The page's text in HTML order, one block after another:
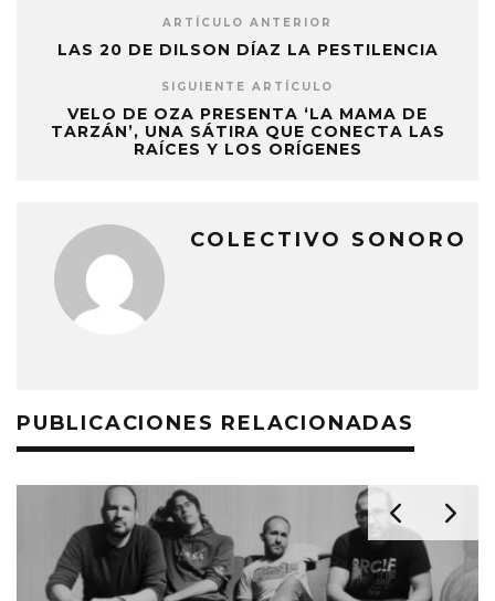
ARTÍCULO ANTERIOR
LAS 20 DE DILSON DÍAZ LA PESTILENCIA
SIGUIENTE ARTÍCULO
VELO DE OZA PRESENTA ‘LA MAMA DE
TARZÁN’, UNA SÁTIRA QUE CONECTA LAS
RAÍCES Y LOS ORÍGENES
COLECTIVO SONORO
PUBLICACIONES RELACIONADAS